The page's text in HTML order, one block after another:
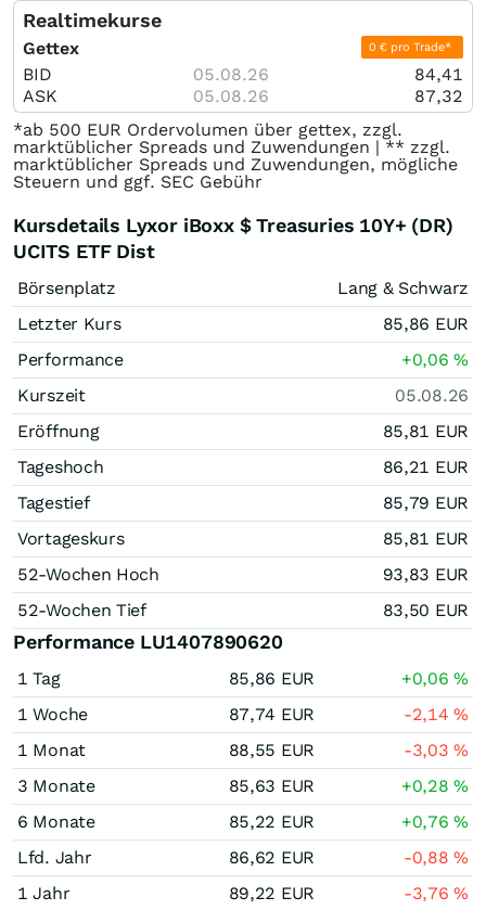
Realtimekurse
Gettex 0 € pro Trade*
BID 05.08.26
84,41
ASK
05.08.26
87,32
*ab 500 EUR Ordervolumen über gettex, zzgl.
marktüblicher Spreads und Zuwendungen | ** zzgl.
marktüblicher Spreads und Zuwendungen, mögliche
Steuern und ggf. SEC Gebühr
Kursdetails Lyxor iBoxx $ Treasuries 10Y+ (DR)
UCITS ETF Dist
Börsenplatz
Lang & Schwarz
Letzter Kurs
85,86 EUR
Performance
+0,06%
Kurszeit
05.08.26
Eröffnung
85,81 EUR
Tageshoch
86,21 EUR
Tagestief
85,79 EUR
Vortageskurs
85,81 EUR
52-Wochen Hoch
93,83 EUR
52-Wochen Tief
83,50 EUR
Performance LU1407890620
1 Tag 85,86 EUR +0,06%
1 Woche
87,74 EUR -2,14%
1 Monat
88,55 EUR -3,03%
3 Monate
85,63 EUR +0,28%
6 Monate
85,22 EUR +0,76%
Lfd. Jahr
86,62 EUR -0,88%
1 Jahr
89,22 EUR -3,76%